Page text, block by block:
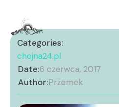
Categories:
chojna24.pl
Date:6 czerwca, 2017
Author:Przemek